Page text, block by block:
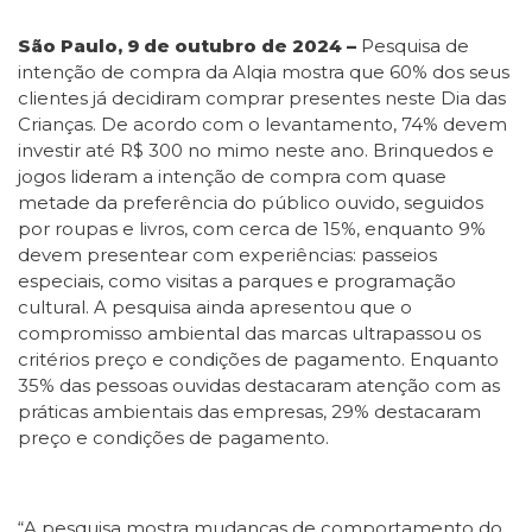
São Paulo, 9 de outubro de 2024 – Pesquisa de
intenção de compra da Alqia mostra que 60% dos seus
clientes já decidiram comprar presentes neste Dia das
Crianças. De acordo com o levantamento, 74% devem
investir até R$ 300 no mimo neste ano. Brinquedos e
jogos lideram a intenção de compra com quase
metade da preferência do público ouvido, seguidos
por roupas e livros, com cerca de 15%, enquanto 9%
devem presentear com experiências: passeios
especiais, como visitas a parques e programação
cultural. A pesquisa ainda apresentou que o
compromisso ambiental das marcas ultrapassou os
critérios preço e condições de pagamento. Enquanto
35% das pessoas ouvidas destacaram atenção com as
práticas ambientais das empresas, 29% destacaram
preço e condições de pagamento.